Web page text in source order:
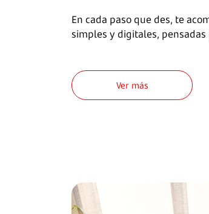
En cada paso que des, te
simples y digitales, pensadas
Ver más